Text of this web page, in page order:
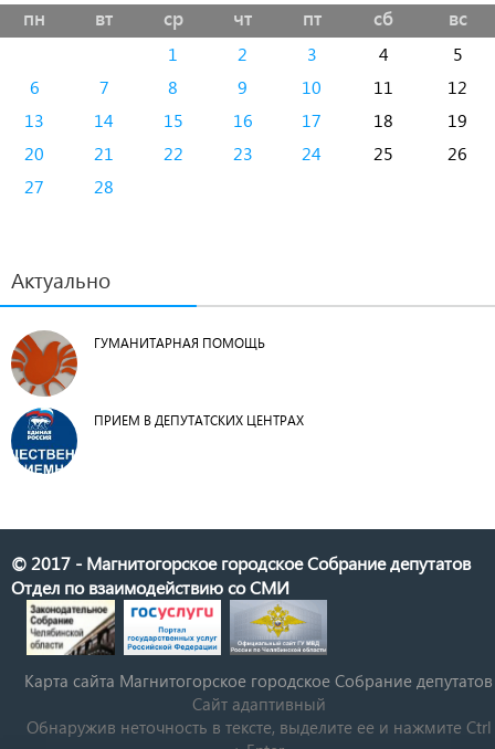
пн вт ср чт пт сб вс
1 2 3 4
5
6
7 8 9 10 11
12
13
14 15 16 17 18
19
20
21 22 23 24 25
26
27
28
Актуально
ГУМАНИТАРНАЯ ПОМОЩЬ
ПРИЕМ В ДЕПУТАТСКИХ ЦЕНТРАХ
© 2017 - Магнитогорское городское Собрание депутатов
Отдел по взаимодействию со СМИ
Карта сайта Магнитогорское городское Cобрание депутатов
Сайт адаптивный
Обнаружив неточность в тексте, выделите ее и нажмите Ctrl